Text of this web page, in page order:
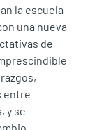
la escuela
una nueva
de
entre
y se